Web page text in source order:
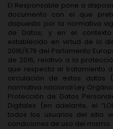
El Responsable pone a
documento con el que
dispuesto por la normativa
de Datos, y en el
establecido en virtud de lo
2016/679 del Parlamento
de 2016, relativo a la
que respecta al tratamiento
circulación de estos datos
normativa nacional Ley
Protección de Datos
Digitales (en adelante, el
todos los usuarios del sitio
condiciones de uso del mismo.